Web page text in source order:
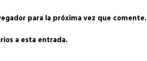
para la próxima vez que comente.
a esta entrada.